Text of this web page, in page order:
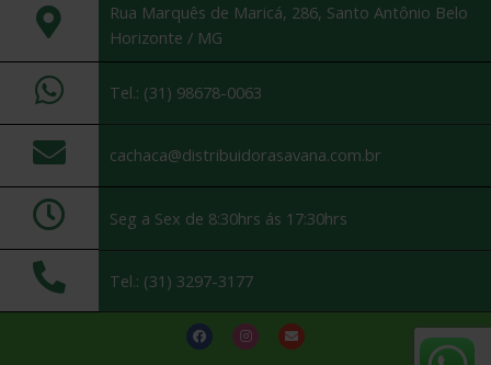
Rua Marquês de Maricá, 286, Santo Antônio Belo
Horizonte / MG
Tel.: (31) 98678-0063
cachaca@distribuidorasavana.com.br
Seg a Sex de 8:30hrs ás 17:30hrs
Tel.: (31) 3297-3177